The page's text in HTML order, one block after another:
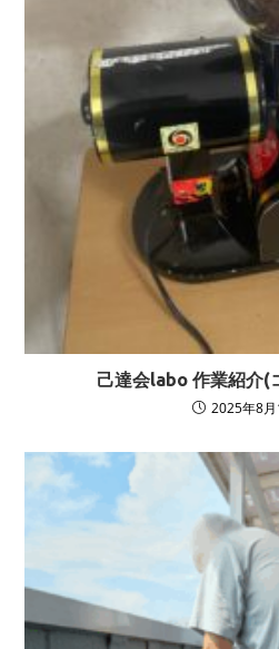
己達会labo 作業紹介(
2025年8月